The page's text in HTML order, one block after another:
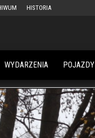
HISTORIA
WYDARZENIA POJAZDY